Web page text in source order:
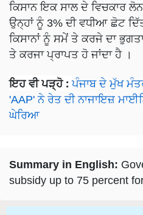
ਕਿਸਾਨ ਇਕ ਸਾਲ ਦੇ ਵਿਚਕਾਰ
ਉਨ੍ਹਾਂ ਨੂੰ 3% ਦੀ ਵਧੀਆ ਛੋਟ
ਕਿਸਾਨਾਂ ਨੂੰ ਸਮੇਂ ਤੇ ਕਰਜੇ ਦਾ
ਤੇ ਕਰਜਾ ਪ੍ਰਾਪਤ ਹੋ ਜਾਂਦਾ ਹੈ ।
ਇਹ ਵੀ ਪੜ੍ਹੋ:ਪੰਜਾਬ ਦੇ ਮੁੱਖ
'AAP' ਨੇ ਰੇਤ ਦੀ ਨਾਜਾਇਜ਼
ਘੇਰਿਆ
Summary in English:
subsidy up to 75 percent